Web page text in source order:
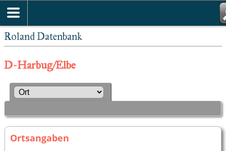
Roland Datenbank
D-Harbug/Elbe
Ortsangaben